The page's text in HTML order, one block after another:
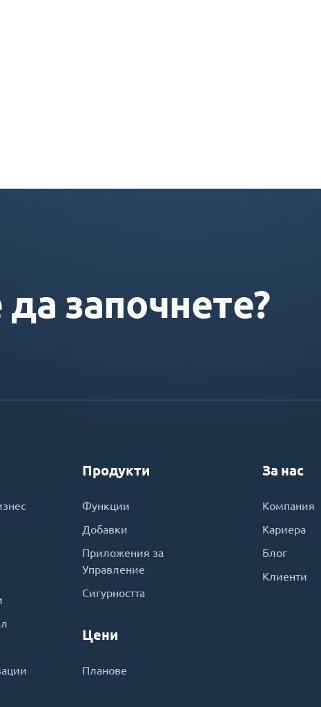
започнете?
Продукти
Функции
Добавки
Приложения за
Управление
Сигурността
Цени
Планове
За нас
Компания
Кариера
Блог
Клиенти